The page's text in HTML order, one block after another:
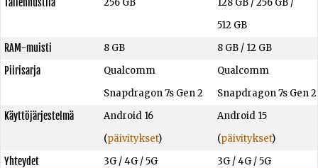
Tallennustila
256 GB 128 GB /256 GB /
512 GB
RAM-muisti
8 GB 8 GB / 12 GB
Piirisarja
Qualcomm
Snapdragon 7s Gen 2
Qualcomm
Snapdragon 7s Gen 2
Käyttöjärjestelmä
Android 16
(päivitykset)
Android 15
(päivitykset)
Yhteydet
3G / 4G / 5G
3G / 4G / 5G